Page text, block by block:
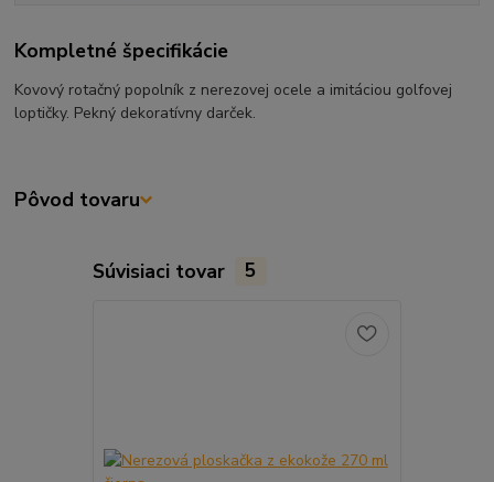
Kompletné špecifikácie
Kovový rotačný popolník z nerezovej ocele a imitáciou golfovej
loptičky. Pekný dekoratívny darček.
Pôvod tovaru
Súvisiaci tovar 5